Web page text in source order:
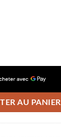
AU PANIER